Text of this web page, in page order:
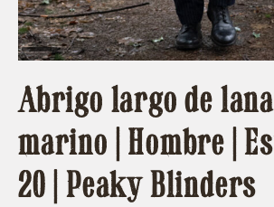
Abrigo largo de
marino | Hombre |
20 | Peaky Blinders